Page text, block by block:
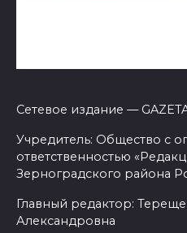
Сетевое издание —
Учредитель: Общество с
ответственностью
Зерноградского района
Главный редактор:
Александровна